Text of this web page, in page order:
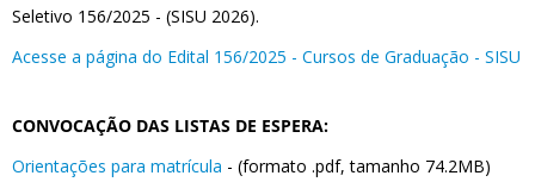
Seletivo 156/2025 - (SISU 2026).
Acesse a página do Edital 156/2025 - Cursos de Graduação - SISU
CONVOCAÇÃO DAS LISTAS DE ESPERA:
Orientações para matrícula - (formato .pdf, tamanho 74.2MB)